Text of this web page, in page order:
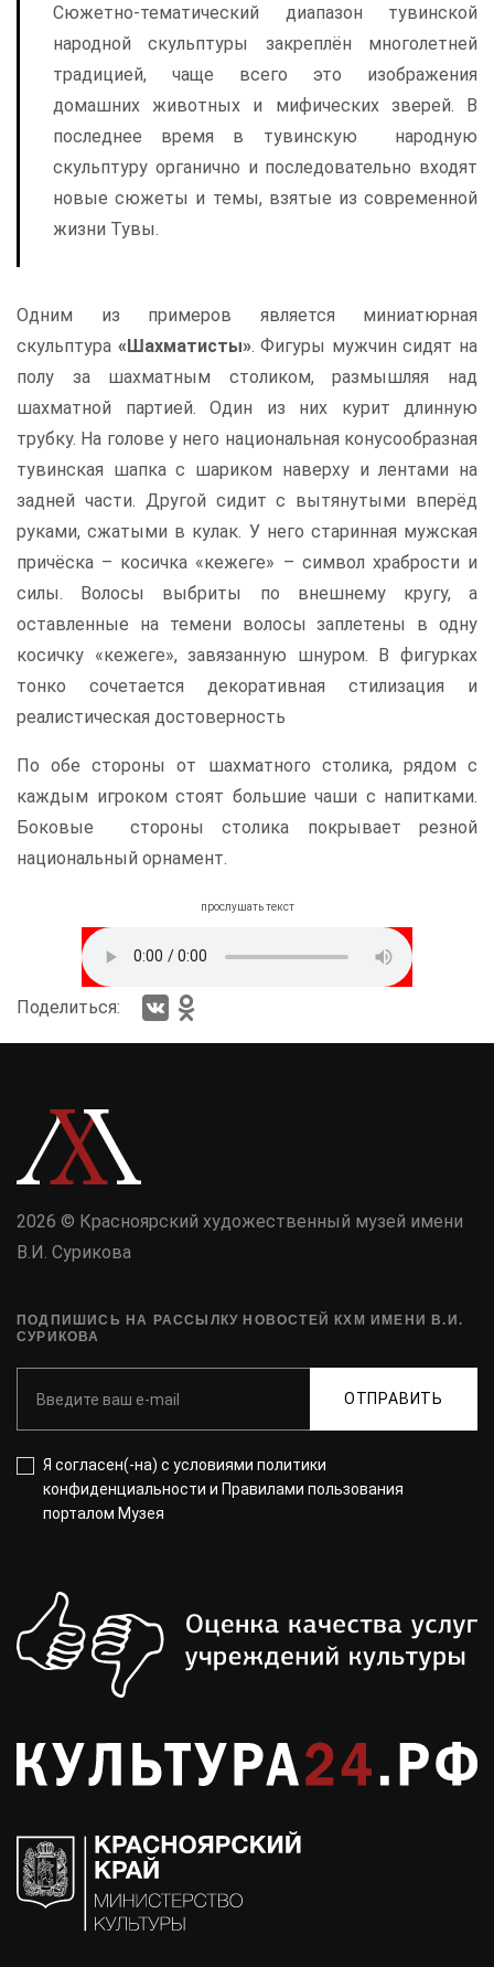
Сюжетно-тематический диапазон тувинской
народной скульптуры закреплён многолетней
традицией, чаще всего это изображения
домашних животных и мифических зверей. В
последнее время в тувинскую народную
скульптуру органично и последовательно входят
новые сюжеты и темы, взятые из современной
жизни Тувы.
Одним из примеров является миниатюрная
скульптура «Шахматисты». Фигуры мужчин сидят на
полу за шахматным столиком, размышляя над
шахматной партией. Один из них курит длинную
трубку. На голове у него национальная конусообразная
тувинская шапка с шариком наверху и лентами на
задней части. Другой сидит с вытянутыми вперёд
руками, сжатыми в кулак. У него старинная мужская
причёска – косичка «кежеге» – символ храбрости и
силы. Волосы выбриты по внешнему кругу, а
оставленные на темени волосы заплетены в одну
косичку «кежеге», завязанную шнуром. В фигурках
тонко сочетается декоративная стилизация и
реалистическая достоверность
По обе стороны от шахматного столика, рядом с
каждым игроком стоят большие чаши с напитками.
Боковые стороны столика покрывает резной
национальный орнамент.
прослушать текст
Поделиться:
2026 © Красноярский художественный музей имени
В.И. Сурикова
ПОДПИШИСЬ НА РАССЫЛКУ НОВОСТЕЙ КХМ ИМЕНИ В.И.
СУРИКОВА
ОТПРАВИТЬ
Я согласен(-на) с условиями политики
конфиденциальности и Правилами пользования
порталом Музея